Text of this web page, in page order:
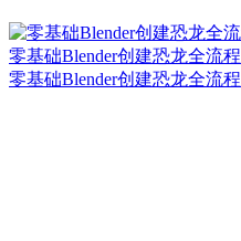
零基础Blender创建恐龙全流程
零基础Blender创建恐龙全流程